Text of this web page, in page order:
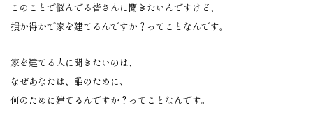
このことで悩んでる皆さんに聞きたいんですけど、
損か得かで家を建てるんですか？ってことなんです。
家を建てる人に聞きたいのは、
なぜあなたは、誰のために、
何のために建てるんですか？ってことなんです。